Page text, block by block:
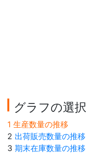
グラフの選択
1 生産数量の推移
2 出荷販売数量の推移
3 期末在庫数量の推移